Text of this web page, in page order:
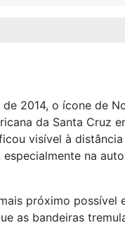
2014, o ícone de
da Santa Cruz
visível à
na
próximo possível
as bandeiras